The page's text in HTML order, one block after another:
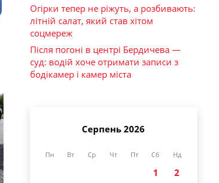
Огірки тепер не ріжуть, а розбивають:
літній салат, який став хітом
соцмереж
Після погоні в центрі Бердичева —
суд: водій хоче отримати записи з
бодікамер і камер міста
Серпень 2026
Пн Вт Ср Чт Пт Сб Нд
1
2